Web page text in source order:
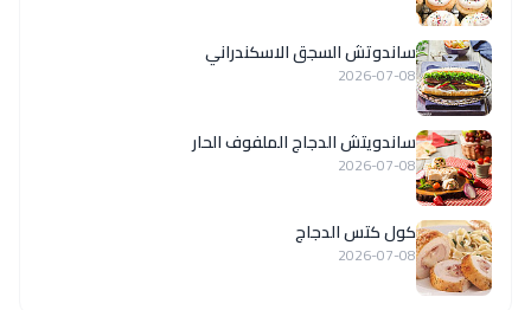
ساندوتش السجق الاسكندراني
2026-07-08
ساندويتش الدجاج الملفوف الحار
2026-07-08
كول كتس الدجاج
2026-07-08